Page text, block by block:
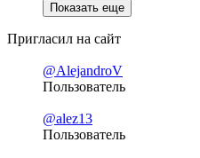
Показать еще
Пригласил на сайт
@AlejandroV
Пользователь
@alez13
Пользователь